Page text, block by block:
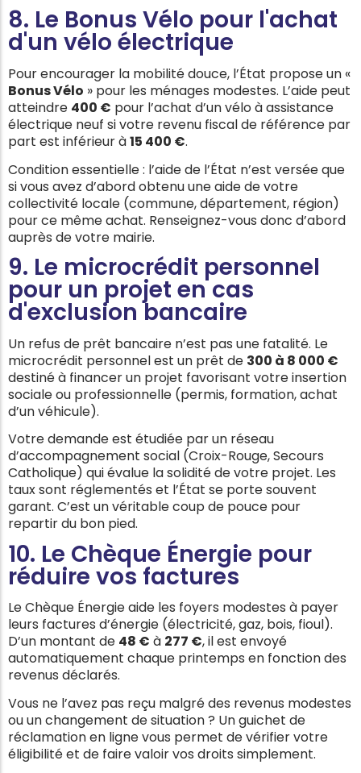
8. Le Bonus Vélo pour l'achat
d'un vélo électrique
Pour encourager la mobilité douce, l’État propose un «
Bonus Vélo » pour les ménages modestes. L’aide peut
atteindre 400 € pour l’achat d’un vélo à assistance
électrique neuf si votre revenu fiscal de référence par
part est inférieur à15 400 €.
Condition essentielle : l’aide de l’État n’est versée que
si vous avez d’abord obtenu une aide de votre
collectivité locale (commune, département, région)
pour ce même achat. Renseignez-vous donc d’abord
auprès de votre mairie.
9. Le microcrédit personnel
pour un projet en cas
d'exclusion bancaire
Un refus de prêt bancaire n’est pas une fatalité. Le
microcrédit personnel est un prêt de 300 à 8 000 €
destiné à financer un projet favorisant votre insertion
sociale ou professionnelle (permis, formation, achat
d’un véhicule).
Votre demande est étudiée par un réseau
d’accompagnement social (Croix-Rouge, Secours
Catholique) qui évalue la solidité de votre projet. Les
taux sont réglementés et l’État se porte souvent
garant. C’est un véritable coup de pouce pour
repartir du bon pied.
10. Le Chèque Énergie pour
réduire vos factures
Le Chèque Énergie aide les foyers modestes à payer
leurs factures d’énergie (électricité, gaz, bois, fioul).
D’un montant de 48 € à 277 €, il est envoyé
automatiquement chaque printemps en fonction des
revenus déclarés.
Vous ne l’avez pas reçu malgré des revenus modestes
ou un changement de situation ? Un guichet de
réclamation en ligne vous permet de vérifier votre
éligibilité et de faire valoir vos droits simplement.